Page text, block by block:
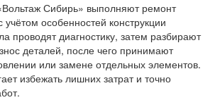
Сибирь» выполняют ремонт
особенностей конструкции
проводят диагностику, затем разбирают
деталей, после чего принимают
или замене отдельных элементов.
избежать лишних затрат и точно